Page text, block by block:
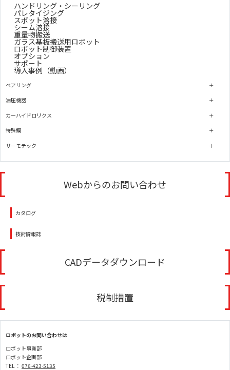
ハンドリング・シーリング
パレタイジング
スポット溶接
シーム溶接
重量物搬送
ガラス基板搬送用ロボット
ロボット制御装置
オプション
サポート
導入事例（動画）
ベアリング
油圧機器
カーハイドロリクス
特殊鋼
サーモテック
Webからのお問い合わせ
カタログ
技術情報誌
CADデータダウンロード
税制措置
ロボットのお問い合わせは
ロボット事業部
ロボット企画部
TEL ： 076-423-5135